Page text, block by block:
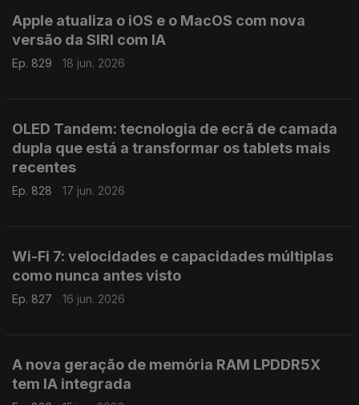
Apple atualiza o iOS e o MacOS com nova
versão da SIRI com IA
Ep. 829 18 jun. 2026
OLED Tandem: tecnologia de ecrã de camada
dupla que está a transformar os tablets mais
recentes
Ep. 828 17 jun. 2026
Wi-Fi 7: velocidades e capacidades múltiplas
como nunca antes visto
Ep. 827 16 jun. 2026
A nova geração de memória RAM LPDDR5X
tem IA integrada